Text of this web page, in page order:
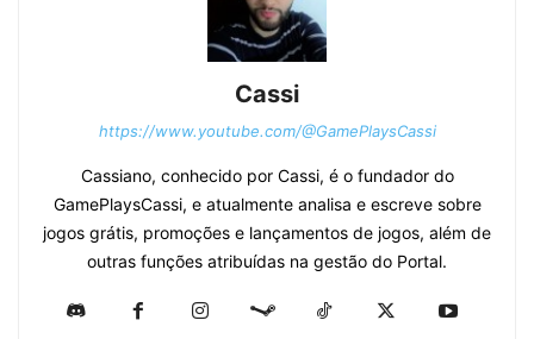
Cassi
https://www.youtube.com/@GamePlaysCassi
Cassiano, conhecido por Cassi, é o fundador do
GamePlaysCassi, e atualmente analisa e escreve sobre
jogos grátis, promoções e lançamentos de jogos, além de
outras funções atribuídas na gestão do Portal.